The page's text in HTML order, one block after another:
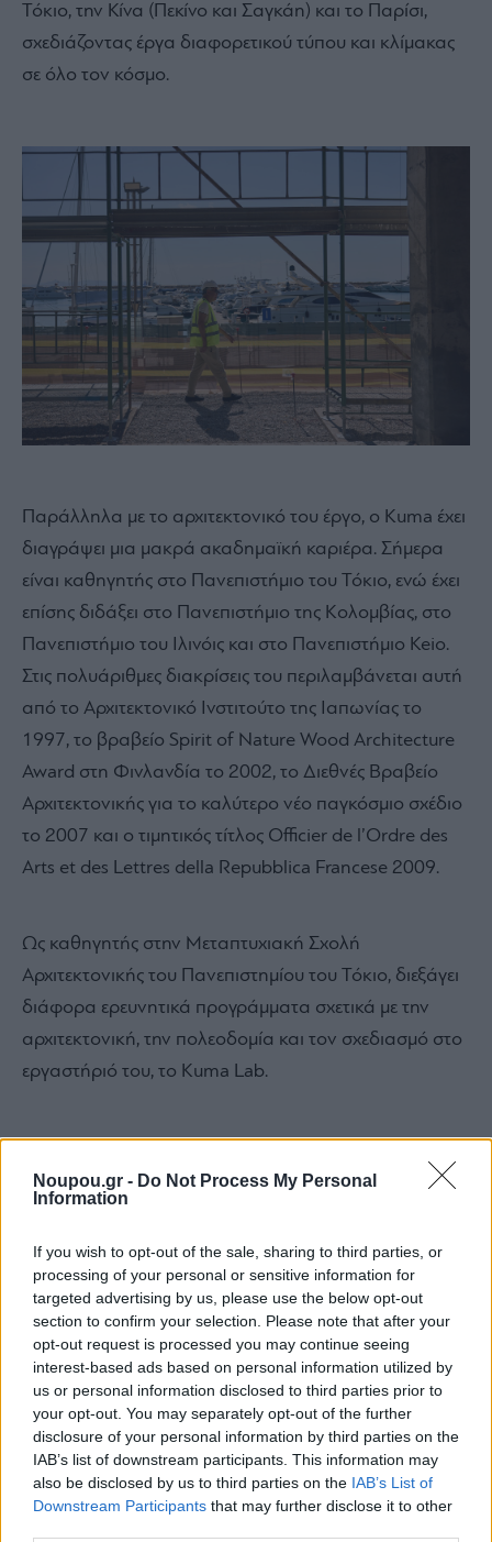
Noupou.gr - Do Not Process My Personal
Information
If you wish to opt-out of the sale, sharing to third parties, or
processing of your personal or sensitive information for
targeted advertising by us, please use the below opt-out
section to confirm your selection. Please note that after your
opt-out request is processed you may continue seeing
interest-based ads based on personal information utilized by
us or personal information disclosed to third parties prior to
your opt-out. You may separately opt-out of the further
disclosure of your personal information by third parties on the
IAB’s list of downstream participants. This information may
also be disclosed by us to third parties on the IAB’s List of
Downstream Participants that may further disclose it to other
Τόκιο, την Κίνα (Πεκίνο και Σαγκάη) και το Παρίσι,
σχεδιάζοντας έργα διαφορετικού τύπου και κλίμακας
σε όλο τον κόσμο.
Παράλληλα με το αρχιτεκτονικό του έργο, ο Kuma έχει
διαγράψει μια μακρά ακαδημαϊκή καριέρα. Σήμερα
είναι καθηγητής στο Πανεπιστήμιο του Τόκιο, ενώ έχει
επίσης διδάξει στο Πανεπιστήμιο της Κολομβίας, στο
Πανεπιστήμιο του Ιλινόις και στο Πανεπιστήμιο Keio.
Στις πολυάριθμες διακρίσεις του περιλαμβάνεται αυτή
από το Αρχιτεκτονικό Ινστιτούτο της Ιαπωνίας το
1997, το βραβείο Spirit of Nature Wood Architecture
Award στη Φινλανδία το 2002, το Διεθνές Βραβείο
Αρχιτεκτονικής για το καλύτερο νέο παγκόσμιο σχέδιο
το 2007 και ο τιμητικός τίτλος Officier de l’Ordre des
Arts et des Lettres della Repubblica Francese 2009.
Ως καθηγητής στην Μεταπτυχιακή Σχολή
Αρχιτεκτονικής του Πανεπιστημίου του Τόκιο, διεξάγει
διάφορα ερευνητικά προγράμματα σχετικά με την
αρχιτεκτονική, την πολεοδομία και τον σχεδιασμό στο
εργαστήριό του, το Kuma Lab.